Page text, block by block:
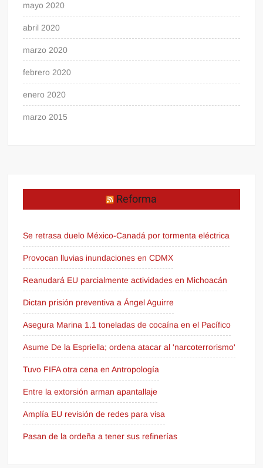
mayo 2020
abril 2020
marzo 2020
febrero 2020
enero 2020
marzo 2015
Reforma
Se retrasa duelo México-Canadá por tormenta eléctrica
Provocan lluvias inundaciones en CDMX
Reanudará EU parcialmente actividades en Michoacán
Dictan prisión preventiva a Ángel Aguirre
Asegura Marina 1.1 toneladas de cocaína en el Pacífico
Asume De la Espriella; ordena atacar al 'narcoterrorismo'
Tuvo FIFA otra cena en Antropología
Entre la extorsión arman apantallaje
Amplía EU revisión de redes para visa
Pasan de la ordeña a tener sus refinerías